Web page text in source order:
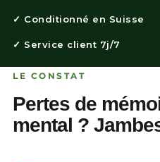
✓ Conditionné en Suisse
✓ Service client 7j/7
LE CONSTAT
Pertes de
mental ?